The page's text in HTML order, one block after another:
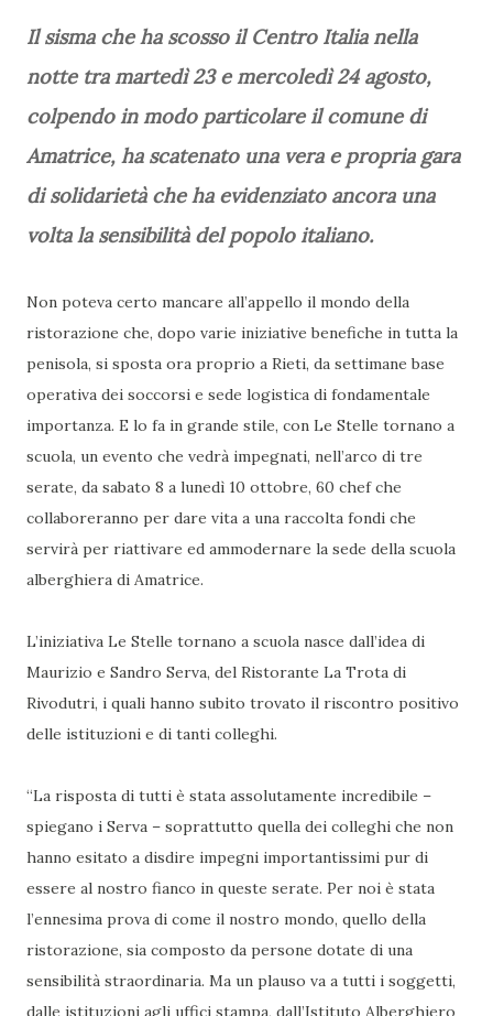
Il sisma che ha scosso il Centro Italia nella
notte tra martedì 23 e mercoledì 24 agosto,
colpendo in modo particolare il comune di
Amatrice, ha scatenato una vera e propria gara
di solidarietà che ha evidenziato ancora una
volta la sensibilità del popolo italiano.
Non poteva certo mancare all’appello il mondo della
ristorazione che, dopo varie iniziative benefiche in tutta la
penisola, si sposta ora proprio a Rieti, da settimane base
operativa dei soccorsi e sede logistica di fondamentale
importanza. E lo fa in grande stile, con Le Stelle tornano a
scuola, un evento che vedrà impegnati, nell’arco di tre
serate, da sabato 8 a lunedì 10 ottobre, 60 chef che
collaboreranno per dare vita a una raccolta fondi che
servirà per riattivare ed ammodernare la sede della scuola
alberghiera di Amatrice.
L’iniziativa Le Stelle tornano a scuola nasce dall’idea di
Maurizio e Sandro Serva, del Ristorante La Trota di
Rivodutri, i quali hanno subito trovato il riscontro positivo
delle istituzioni e di tanti colleghi.
“La risposta di tutti è stata assolutamente incredibile –
spiegano i Serva – soprattutto quella dei colleghi che non
hanno esitato a disdire impegni importantissimi pur di
essere al nostro fianco in queste serate. Per noi è stata
l’ennesima prova di come il nostro mondo, quello della
ristorazione, sia composto da persone dotate di una
sensibilità straordinaria. Ma un plauso va a tutti i soggetti,
dalle istituzioni agli uffici stampa, dall’Istituto Alberghiero